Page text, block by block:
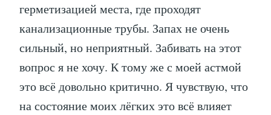
герметизацией места, где проходят
канализационные трубы. Запах не очень
сильный, но неприятный. Забивать на этот
вопрос я не хочу. К тому же с моей астмой
это всё довольно критично. Я чувствую, что
на состояние моих лёгких это всё влияет